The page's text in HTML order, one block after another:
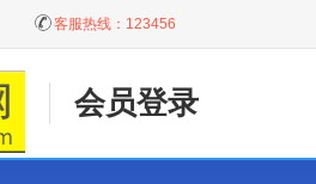
客服热线： 123456
会员登录